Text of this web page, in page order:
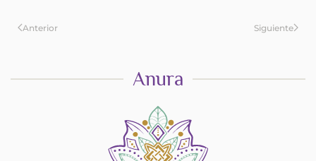
Anterior Siguiente
Anura